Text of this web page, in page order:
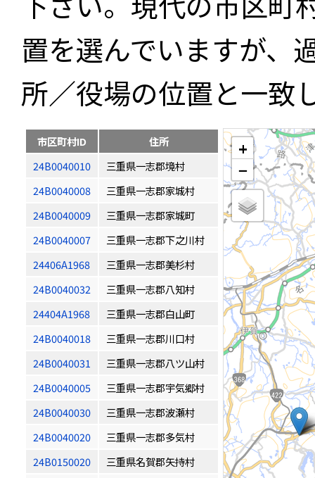
置を選んでいますが、
所／役場の位置と一致
市区町村ID
住所
24B0040010
三重県一志郡境村
24B0040008
三重県一志郡家城村
24B0040009
三重県一志郡家城町
24B0040007
三重県一志郡下之川村
24406A1968
三重県一志郡美杉村
24B0040032
三重県一志郡八知村
24404A1968
三重県一志郡白山町
24B0040018
三重県一志郡川口村
24B0040031
三重県一志郡八ツ山村
24B0040005
三重県一志郡宇気郷村
24B0040030
三重県一志郡波瀬村
24B0040020
三重県一志郡多気村
24B0150020
三重県名賀郡矢持村
+
−